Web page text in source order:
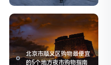
北京市顺义区购物最便宜
的5个地方夜市购物指南